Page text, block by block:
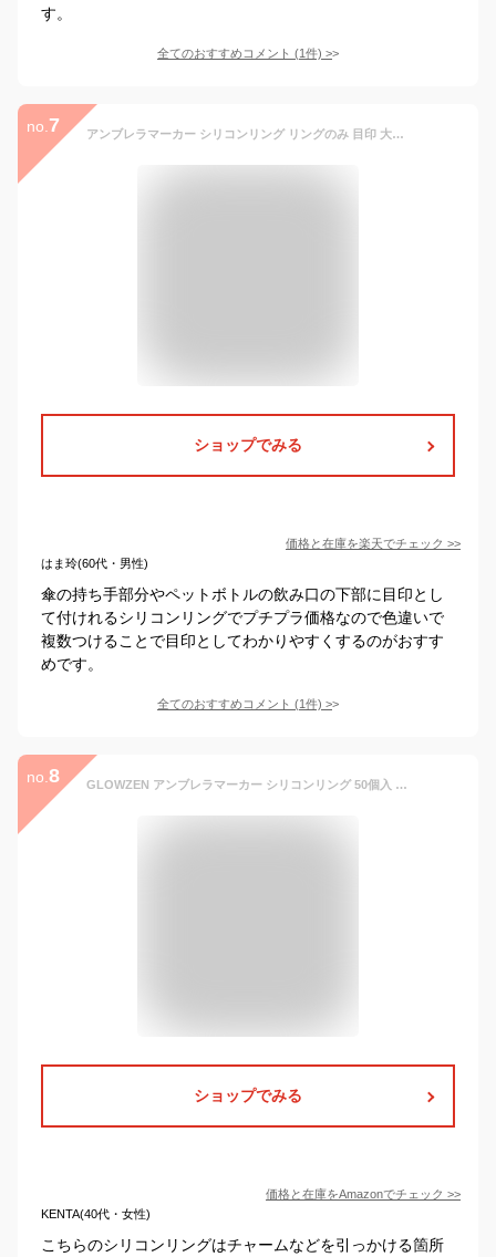
す。
全てのおすすめコメント (1件) >
no. 7 アンブレラマーカー シリコンリング リングのみ 目印 大王製作所 アクセサリー マーカー ペットボトルマーカー 持ち手用 パーツ ハンドメイド 製作用 1個/10個/50個/100個【ネット限定販売】 目印チャーム めじるしチャーム ガチャガチャ
ショップでみる
価格と在庫を楽天でチェック >>
はま玲(60代・男性)
傘の持ち手部分やペットボトルの飲み口の下部に目印とし
て付けれるシリコンリングでプチプラ価格なので色違いで
複数つけることで目印としてわかりやすくするのがおすす
めです。
全てのおすすめコメント (1件) >
no. 8 GLOWZEN アンブレラマーカー シリコンリング 50個入 ペットボトルマーカー カラフルリング
ショップでみる
価格と在庫をAmazonでチェック >>
KENTA(40代・女性)
こちらのシリコンリングはチャームなどを引っかける箇所